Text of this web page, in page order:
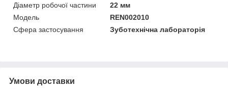
Діаметр робочої частини
22 мм
Модель
REN002010
Сфера застосування
Зуботехнічна лабораторія
Умови доставки